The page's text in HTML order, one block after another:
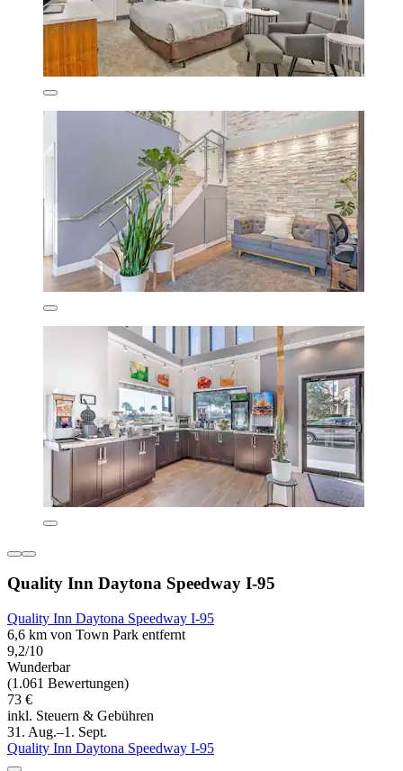
Quality Inn Daytona Speedway I-95
Quality Inn Daytona Speedway I-95
6,6 km von Town Park entfernt
9,2/10
Wunderbar
(1.061 Bewertungen)
73 €
inkl. Steuern & Gebühren
31. Aug.–1. Sept.
Quality Inn Daytona Speedway I-95